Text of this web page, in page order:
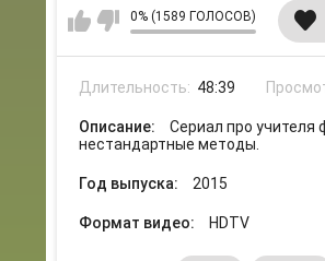
0% (1589 ГОЛОСОВ)
Длительность: 48:39
Описание:
Сериал про учителя
нестандартные методы.
Год выпуска: 2015
Формат видео: HDTV